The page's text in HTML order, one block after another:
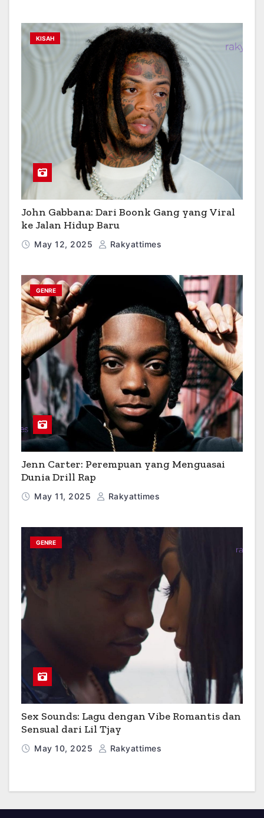
KISAH
John Gabbana: Dari Boonk Gang yang Viral
ke Jalan Hidup Baru
May 12, 2025 Rakyattimes
GENRE
Jenn Carter: Perempuan yang Menguasai
Dunia Drill Rap
May 11, 2025 Rakyattimes
GENRE
Sex Sounds: Lagu dengan Vibe Romantis dan
Sensual dari Lil Tjay
May 10, 2025 Rakyattimes